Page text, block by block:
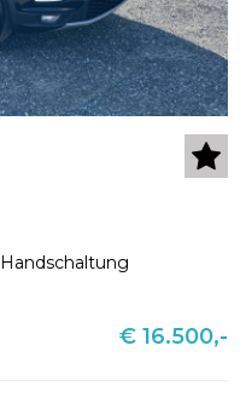
Handschaltung
€ 16.500,-